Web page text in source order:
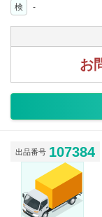
検
-
お
出品番号 107384